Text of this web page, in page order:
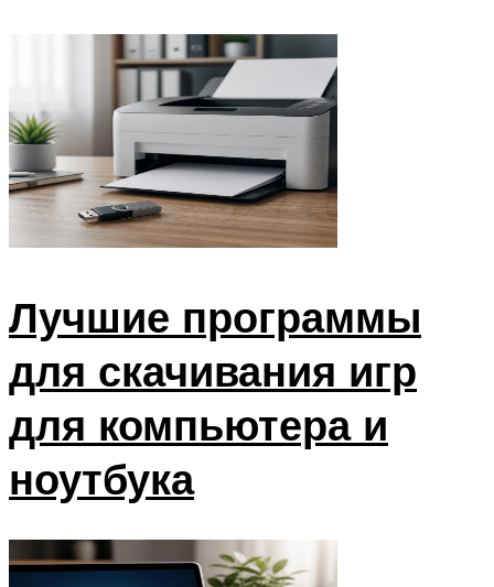
Лучшие программы
для скачивания игр
для компьютера и
ноутбука